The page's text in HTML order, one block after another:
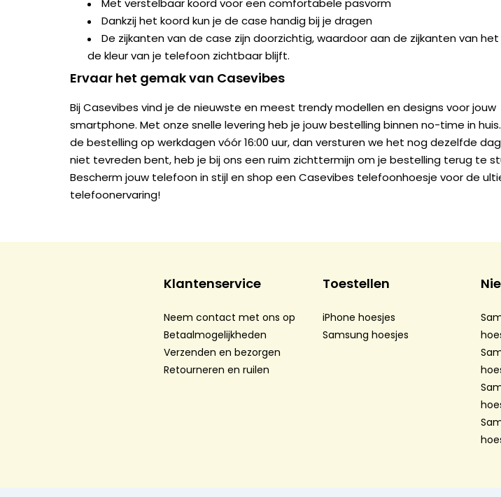
Met verstelbaar koord voor een comfortabele pasvorm
Dankzij het koord kun je de case handig bij je dragen
De zijkanten van de case zijn doorzichtig, waardoor aan de zijkanten van
de kleur van je telefoon zichtbaar blijft.
Ervaar het gemak van Casevibes
Bij Casevibes vind je de nieuwste en meest trendy modellen en designs voor jouw
smartphone. Met onze snelle levering heb je jouw bestelling binnen no-time in
de bestelling op werkdagen vóór 16:00 uur, dan versturen we het nog dezelfde
niet tevreden bent, heb je bij ons een ruim zichttermijn om je bestelling terug te
Bescherm jouw telefoon in stijl en shop een Casevibes telefoonhoesje voor de
telefoonervaring!
Klantenservice
Neem contact met ons op
Betaalmogelijkheden
Verzenden en bezorgen
Retourneren en ruilen
Toestellen
iPhone hoesjes
Samsung hoesjes